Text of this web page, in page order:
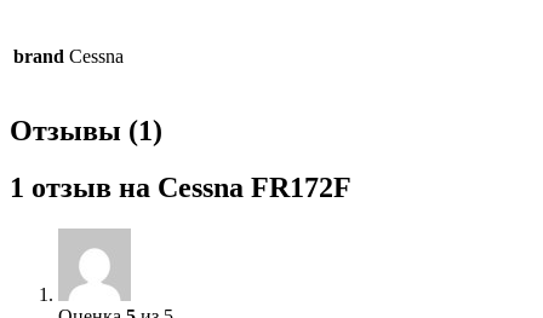
brand Cessna
Отзывы (1)
1 отзыв на Cessna FR172F